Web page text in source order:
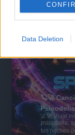
Data Deletion
🪐🚀
🌌🚀 Viaje
psicodelia,
tus noches